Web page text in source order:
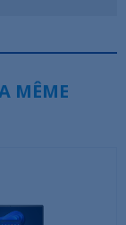
MÊME